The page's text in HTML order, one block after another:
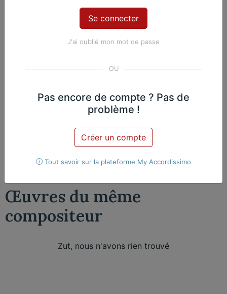
Premium en illimité pour 99 €
par an
Je m'abonne
Nicolas Martin, Piano
Œuvres du même
compositeur​
Zut, nous n'avons rien trouvé
J'ai oublié mon mot de passe
Pas encore de compte ? Pas de
problème !
Créer un compte
Tout savoir sur la plateforme My Accordissimo